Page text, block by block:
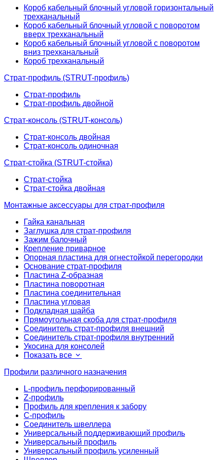
Короб кабельный блочный угловой горизонтальный
трехканальный
Короб кабельный блочный угловой с поворотом
вверх трехканальный
Короб кабельный блочный угловой с поворотом
вниз трехканальный
Короб трехканальный
Страт-профиль (STRUT-профиль)
Страт-профиль
Страт-профиль двойной
Страт-консоль (STRUT-консоль)
Страт-консоль двойная
Страт-консоль одиночная
Страт-стойка (STRUT-стойка)
Страт-стойка
Страт-стойка двойная
Монтажные аксессуары для страт-профиля
Гайка канальная
Заглушка для страт-профиля
Зажим балочный
Крепление приварное
Опорная пластина для огнестойкой перегородки
Основание страт-профиля
Пластина Z-образная
Пластина поворотная
Пластина соединительная
Пластина угловая
Подкладная шайба
Прямоугольная скоба для страт-профиля
Соединитель страт-профиля внешний
Соединитель страт-профиля внутренний
Укосина для консолей
Показать все
Профили различного назначения
L-профиль перфорированный
Z-профиль
Профиль для крепления к забору
С-профиль
Соединитель швеллера
Универсальный поддерживающий профиль
Универсальный профиль
Универсальный профиль усиленный